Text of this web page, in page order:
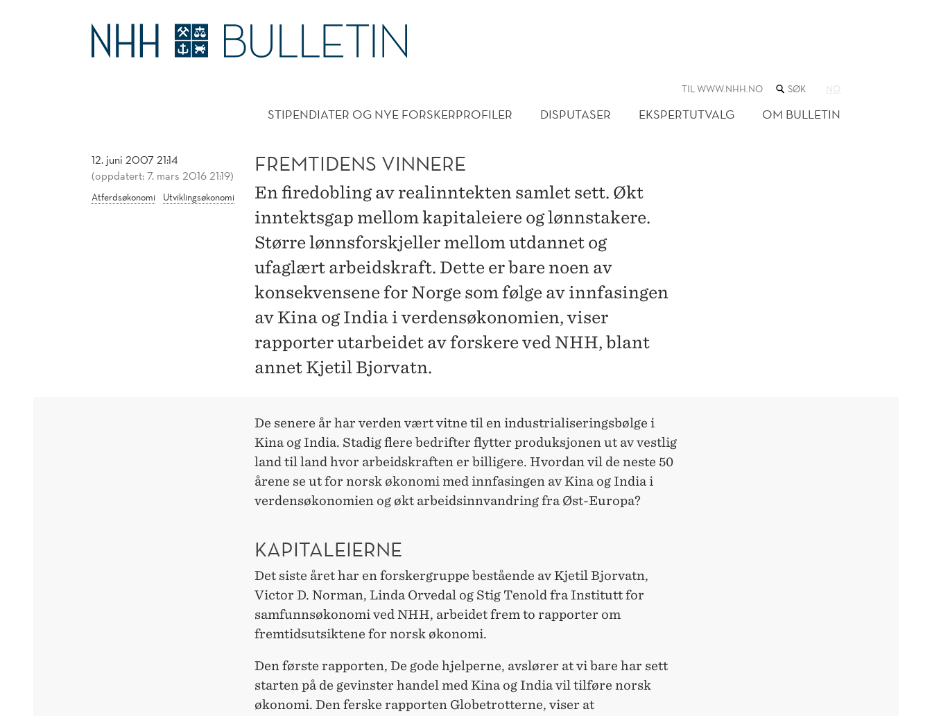
FREMTIDENS
VINNERE
TIL WWW.NHH.NO SØK
NETTSTEDET
NO
STIPENDIATER OG NYE FORSKERPROFILER DISPUTASER EKSPERTUTVALG OM BULLETIN
12. juni 2007 21:14
(oppdatert: 7. mars 2016 21:19)
Atferdsøkonomi Utviklingsøkonomi
FREMTIDENS VINNERE
En firedobling av realinntekten samlet sett. Økt
inntektsgap mellom kapitaleiere og lønnstakere.
Større lønnsforskjeller mellom utdannet og
ufaglært arbeidskraft. Dette er bare noen av
konsekvensene for Norge som følge av innfasingen
av Kina og India i verdensøkonomien, viser
rapporter utarbeidet av forskere ved NHH, blant
annet Kjetil Bjorvatn.
De senere år har verden vært vitne til en industrialiseringsbølge i
Kina og India. Stadig flere bedrifter flytter produksjonen ut av vestlig
land til land hvor arbeidskraften er billigere. Hvordan vil de neste 50
årene se ut for norsk økonomi med innfasingen av Kina og India i
verdensøkonomien og økt arbeidsinnvandring fra Øst-Europa?
KAPITALEIERNE
Det siste året har en forskergruppe bestående av Kjetil Bjorvatn,
Victor D. Norman, Linda Orvedal og Stig Tenold fra Institutt for
samfunnsøkonomi ved NHH, arbeidet frem to rapporter om
fremtidsutsiktene for norsk økonomi.
Den første rapporten, De gode hjelperne, avslører at vi bare har sett
starten på de gevinster handel med Kina og India vil tilføre norsk
økonomi. Den ferske rapporten Globetrotterne, viser at